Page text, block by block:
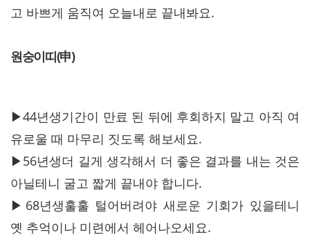
고 바쁘게 움직여 오늘내로 끝내봐요.
원숭이띠(申)
▶44년생기간이 만료 된 뒤에 후회하지 말고 아직 여
유로울 때 마무리 짓도록 해보세요.
▶56년생더 길게 생각해서 더 좋은 결과를 내는 것은
아닐테니 굴고 짧게 끝내야 합니다.
▶68년생훌훌 털어버려야 새로운 기회가 있을테니
옛 추억이나 미련에서 헤어나오세요.